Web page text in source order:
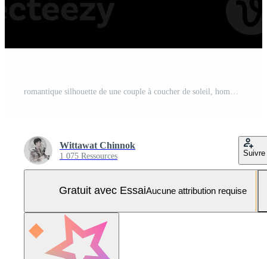
Wittawat​ Chinnok
1 075 Ressources Suivre
Gratuit avec EssaiAucune attribution requise